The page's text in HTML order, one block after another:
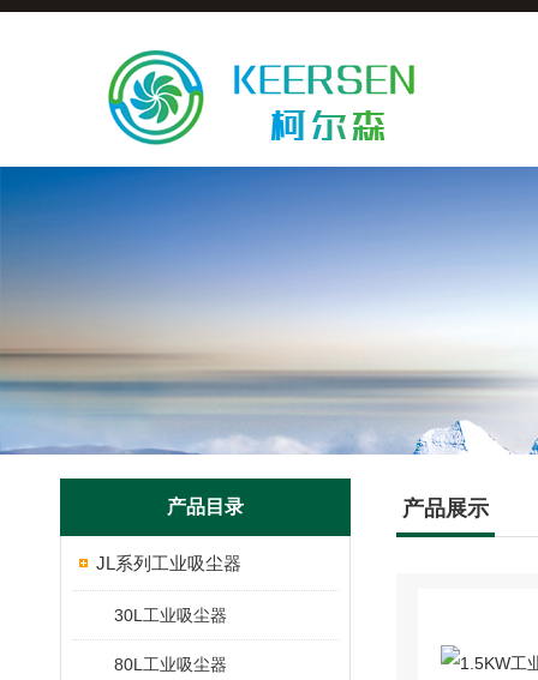
产品目录
JL系列工业吸尘器
30L工业吸尘器
80L工业吸尘器
产品展示